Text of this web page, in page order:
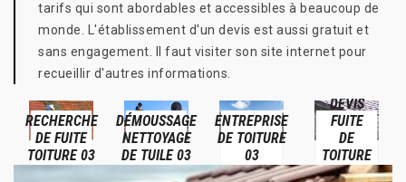
tarifs qui sont abordables et accessibles à beaucoup de
monde. L'établissement d'un devis est aussi gratuit et
sans engagement. Il faut visiter son site internet pour
recueillir d'autres informations.
RECHERCHE
DE FUITE
TOITURE 03
DÉMOUSSAGE
NETTOYAGE
DE TUILE 03
ENTREPRISE
DE TOITURE
03
DEVIS
FUITE
DE
TOITURE
03